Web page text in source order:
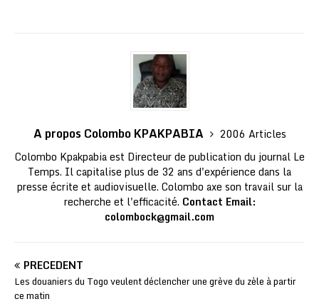
A propos Colombo KPAKPABIA
2006 Articles
Colombo Kpakpabia est Directeur de publication du journal Le
Temps. Il capitalise plus de 32 ans d'expérience dans la
presse écrite et audiovisuelle. Colombo axe son travail sur la
recherche et l'efficacité. Contact Email:
colombock@gmail.com
PRÉCÉDENT
Les douaniers du Togo veulent déclencher une grève du zèle à partir
ce matin